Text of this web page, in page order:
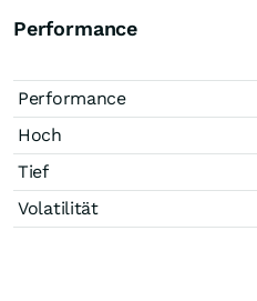
Performance
Performance
Hoch
Tief
Volatilität